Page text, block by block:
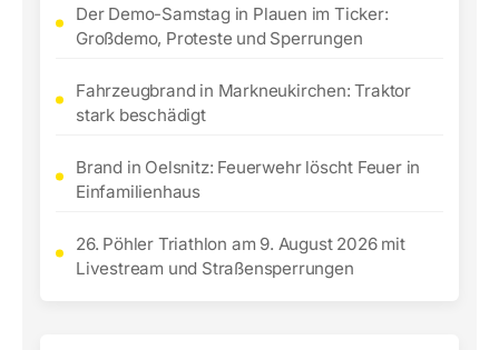
Der Demo-Samstag in Plauen im Ticker:
Großdemo, Proteste und Sperrungen
Fahrzeugbrand in Markneukirchen: Traktor
stark beschädigt
Brand in Oelsnitz: Feuerwehr löscht Feuer in
Einfamilienhaus
26. Pöhler Triathlon am 9. August 2026 mit
Livestream und Straßensperrungen